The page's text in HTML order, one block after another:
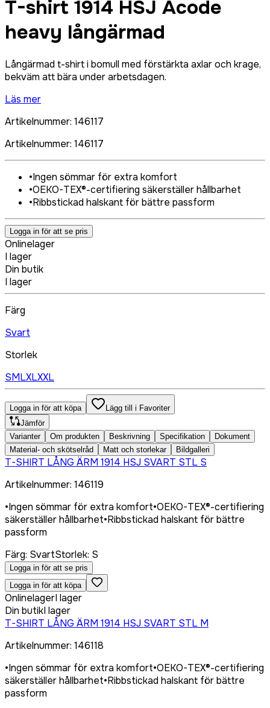
T-shirt 1914 HSJ Acode
heavy långärmad
Långärmad t-shirt i bomull med förstärkta axlar och krage,
bekväm att bära under arbetsdagen.
Läs mer
Artikelnummer: 146117
Artikelnummer: 146117
•Ingen sömmar för extra komfort
•OEKO-TEX®-certifiering säkerställer hållbarhet
•Ribbstickad halskant för bättre passform
Logga in för att se pris
Onlinelager
I lager
Din butik
I lager
Färg
Svart
Storlek
SMLXLXXL
Logga in för att köpa
Lägg till i Favoriter
Jämför
Varianter
Om produkten Beskrivning Specifikation
Dokument
Material- och skötselråd
Matt och storlekar Bildgalleri
T-SHIRT LÅNG ÄRM 1914 HSJ SVART STL S
Artikelnummer: 146119
•Ingen sömmar för extra komfort•OEKO-TEX®-certifiering
säkerställer hållbarhet•Ribbstickad halskant för bättre
passform
Färg: SvartStorlek: S
Logga in för att se pris
Logga in för att köpa
OnlinelagerI lager
Din butikI lager
T-SHIRT LÅNG ÄRM 1914 HSJ SVART STL M
Artikelnummer: 146118
•Ingen sömmar för extra komfort•OEKO-TEX®-certifiering
säkerställer hållbarhet•Ribbstickad halskant för bättre
passform